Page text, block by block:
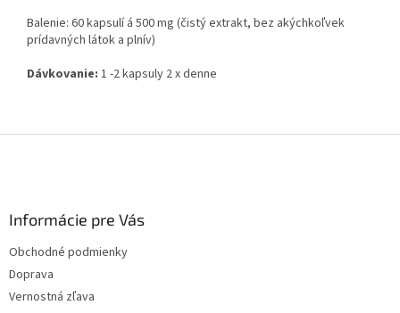
Balenie: 60 kapsulí á 500 mg (čistý extrakt, bez akýchkoľvek
prídavných látok a plnív)
Dávkovanie: 1 -2 kapsuly 2 x denne
Informácie pre Vás
Obchodné podmienky
Doprava
Vernostná zľava